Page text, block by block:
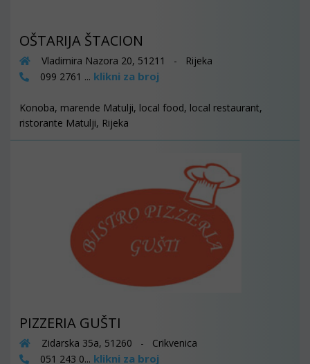
OŠTARIJA ŠTACION
Vladimira Nazora 20, 51211 - Rijeka
099 2761 ... klikni za broj
Konoba, marende Matulji, local food, local restaurant,
ristorante Matulji, Rijeka
PIZZERIA GUŠTI
Zidarska 35a, 51260 - Crikvenica
051 243 0... klikni za broj